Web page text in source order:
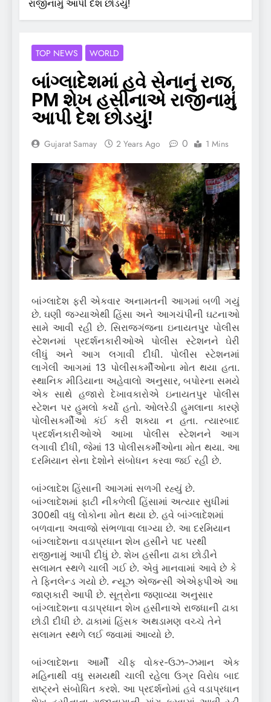
રાજીનામું આપી દેશ છોડયું!
TOP NEWS WORLD
બાંગ્લાદેશમાં હવે સેનાનું રાજ,
PM શેખ હસીનાએ રાજીનામું
આપી દેશ છોડયું!
Gujarat Samay 2 Years Ago 0 1 Mins
બાંગ્લાદેશ ફરી એકવાર અનામતની આગમાં બળી ગયું
છે. ઘણી જગ્યાએથી હિંસા અને આગચંપીની ઘટનાઓ
સામે આવી રહી છે. સિરાજગંજના ઇનાયતપુર પોલીસ
સ્ટેશનમાં પ્રદર્શનકારીઓએ પોલીસ સ્ટેશનને ઘેરી
લીધું અને આગ લગાવી દીધી. પોલીસ સ્ટેશનમાં
લાગેલી આગમાં 13 પોલીસકર્મીઓના મોત થયા હતા.
સ્થાનિક મીડિયાના અહેવાલો અનુસાર, બપોરના સમયે
એક સાથે હજારો દેખાવકારોએ ઇનાયતપુર પોલીસ
સ્ટેશન પર હુમલો કર્યો હતો. ઓલરેડી હુમલાના કારણે
પોલીસકર્મીઓ કંઈ કરી શક્યા ન હતા. ત્યારબાદ
પ્રદર્શનકારીઓએ આખા પોલીસ સ્ટેશનને આગ
લગાવી દીધી, જેમાં 13 પોલીસકર્મીઓના મોત થયા. આ
દરમિયાન સેના દેશોને સંબોધન કરવા જઈ રહી છે.
બાંગ્લાદેશ હિંસાની આગમાં સળગી રહ્યું છે.
બાંગ્લાદેશમાં ફાટી નીકળેલી હિંસામાં અત્યાર સુધીમાં
300થી વધુ લોકોના મોત થયા છે. હવે બાંગ્લાદેશમાં
બળવાના અવાજો સંભળાવા લાગ્યા છે. આ દરમિયાન
બાંગ્લાદેશના વડાપ્રધાન શેખ હસીને પદ પરથી
રાજીનામું આપી દીધું છે. શેખ હસીના ઢાકા છોડીને
સલામત સ્થળે ચાલી ગઈ છે. એવું માનવામાં આવે છે કે
તે ફિનલેન્ડ ગયો છે. ન્યૂઝ એજન્સી એએફપીએ આ
જાણકારી આપી છે. સૂત્રોના જણાવ્યા અનુસાર
બાંગ્લાદેશના વડાપ્રધાન શેખ હસીનાએ રાજધાની ઢાકા
છોડી દીધી છે. ઢાકામાં હિંસક અથડામણ વચ્ચે તેને
સલામત સ્થળે લઈ જવામાં આવ્યો છે.
બાંગ્લાદેશના આર્મી ચીફ વોકર-ઉઝ-ઝમાન એક
મહિનાથી વધુ સમયથી ચાલી રહેલા ઉગ્ર વિરોધ બાદ
રાષ્ટ્રને સંબોધિત કરશે. આ પ્રદર્શનોમાં હવે વડાપ્રધાન